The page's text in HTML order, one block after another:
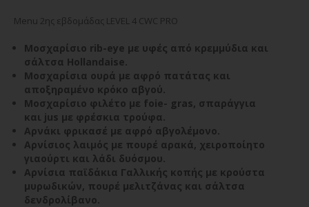
Μenu 2ης εβδομάδας LEVEL 4 CWC PRO
Μοσχαρίσιο rib-eye με υφές από κρεμμύδια και
σάλτσα Ηollandaise.
Μοσχαρίσια ουρά με αφρό πατάτας και
αποξηραμένο κρόκο αβγού.
Μοσχαρίσιο φιλέτο με foie- gras, σπαράγγια
και jus με φρέσκια τρούφα.
Αρνάκι φρικασέ με αφρό αβγολέμονο.
Αρνίσιος λαιμός με πουρέ αρακά, χειροποίητο
γιαούρτι και λάδι δυόσμου.
Αρνίσια παϊδάκια Γαλλικής κοπής με κρούστα
μυρωδικών, πουρέ μελιτζάνας και σάλτσα
δενδρολίβανο.